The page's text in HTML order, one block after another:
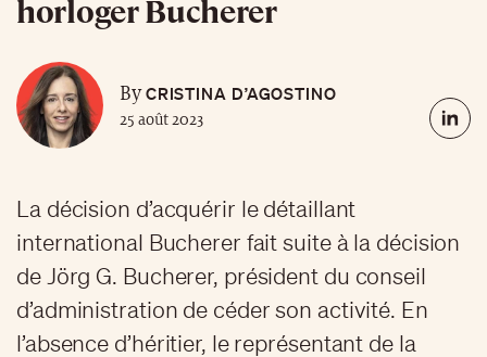
horloger Bucherer
ByCRISTINA D’AGOSTINO
25 août 2023
La décision d’acquérir le détaillant
international Bucherer fait suite à la décision
de Jörg G. Bucherer, président du conseil
d’administration de céder son activité. En
l’absence d’héritier, le représentant de la